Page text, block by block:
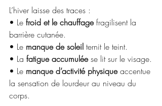
L’hiver laisse des traces :
• Le froid et le chauffage fragilisent la
barrière cutanée.
• Le manque de soleil ternit le teint.
• La fatigue accumulée se lit sur le visage.
• Le manque d’activité physique accentue
la sensation de lourdeur au niveau du
corps.